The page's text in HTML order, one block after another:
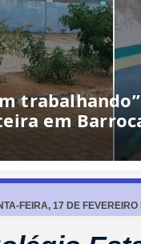
em
FEIRA, 17 DE FEVEREIRO